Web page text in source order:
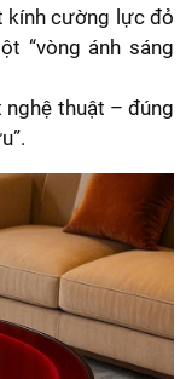
kính cường lực đỏ
“vòng ánh sáng
thuật – đúng